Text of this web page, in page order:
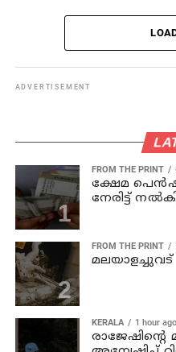
ADVERTISEMENT
FROM THE PRINT
ക്ഷേമ
നേരിട്ട്
FROM THE PRINT
മലയാളച്ചുവട്
KERALA 1 hour ago